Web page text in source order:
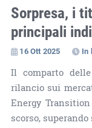
Sorpresa, i
principali
16 Ott 2025 In
Il comparto
rilancio sui
Energy
scorso, superando